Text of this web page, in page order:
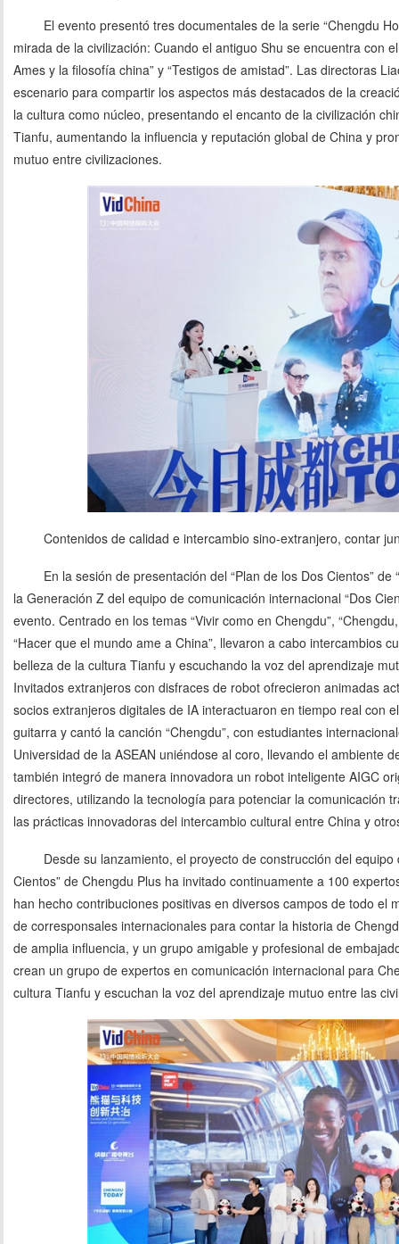
El evento presentó tres documentales de la serie “Chengdu
mirada de la civilización: Cuando el antiguo Shu se encuentra con
Ames y la filosofía china” y “Testigos de amistad”. Las directoras
escenario para compartir los aspectos más destacados de la
la cultura como núcleo, presentando el encanto de la civilización
Tianfu, aumentando la influencia y reputación global de China y
mutuo entre civilizaciones.
Contenidos de calidad e intercambio sino-extranjero, contar
En la sesión de presentación del “Plan de los Dos Cientos”
la Generación Z del equipo de comunicación internacional “Dos
evento. Centrado en los temas “Vivir como en Chengdu”,
“Hacer que el mundo ame a China”, llevaron a cabo intercambios
belleza de la cultura Tianfu y escuchando la voz del aprendizaje
Invitados extranjeros con disfraces de robot ofrecieron animadas
socios extranjeros digitales de IA interactuaron en tiempo real con
guitarra y cantó la canción “Chengdu”, con estudiantes
Universidad de la ASEAN uniéndose al coro, llevando el ambiente
también integró de manera innovadora un robot inteligente AIGC
directores, utilizando la tecnología para potenciar la comunicación
las prácticas innovadoras del intercambio cultural entre China y
Desde su lanzamiento, el proyecto de construcción del
Cientos” de Chengdu Plus ha invitado continuamente a 100
han hecho contribuciones positivas en diversos campos de todo el
de corresponsales internacionales para contar la historia de
de amplia influencia, y un grupo amigable y profesional de
crean un grupo de expertos en comunicación internacional para
cultura Tianfu y escuchan la voz del aprendizaje mutuo entre las